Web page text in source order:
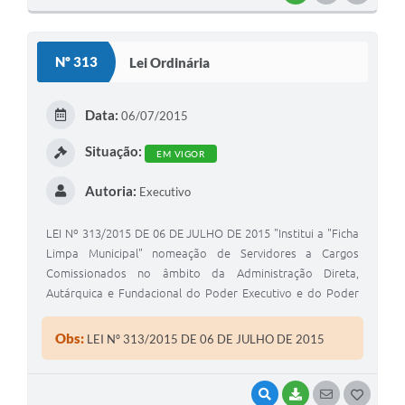
Nº 313 Lei Ordinária
VISUALIZAR
BAIXARSEGUIR
Data: 06/07/2015
Situação: EM VIGOR
Autoria: Executivo
LEI Nº 313/2015 DE 06 DE JULHO DE 2015 "Institui a "Ficha
Limpa Municipal" nomeação de Servidores a Cargos
Comissionados no âmbito da Administração Direta,
Autárquica e Fundacional do Poder Executivo e do Poder
DA CÂMARA MUNICIPAL DE CORONEL MACEDO, ESTADO
Obs: LEI Nº 313/2015 DE 06 DE JULHO DE 2015